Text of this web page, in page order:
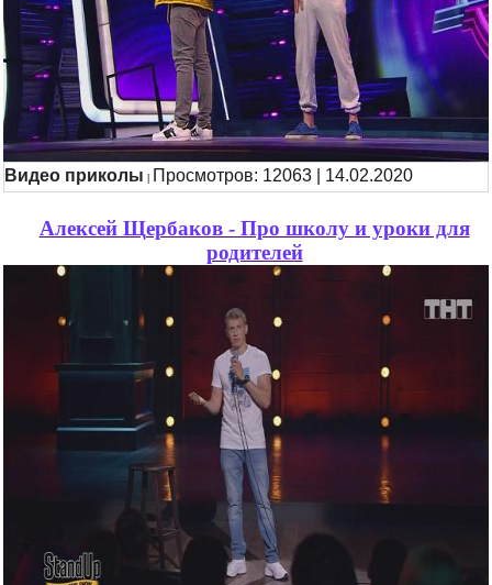
Видео приколы Просмотров: 12063 | 14.02.2020
Алексей Щербаков - Про школу и уроки для
родителей